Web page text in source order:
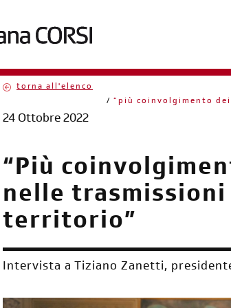
torna all'elenco
briciole
“più coinvolgimento
“Più
nelle trasmissioni
territorio”
24 Ottobre 2022
Intervista a Tiziano Zanetti,